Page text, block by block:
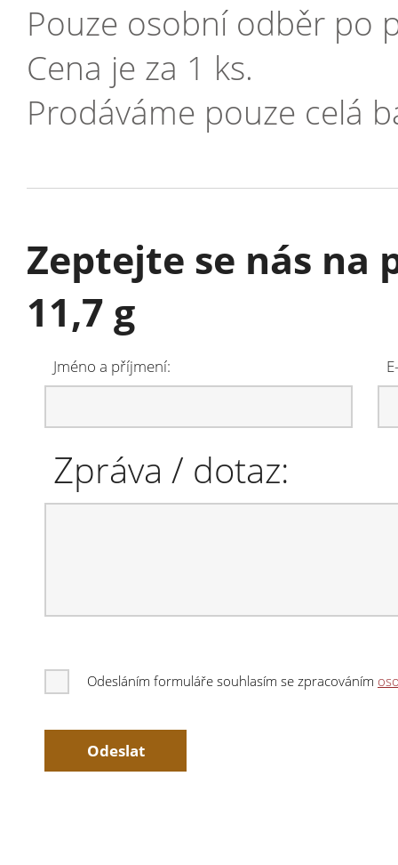
Pouze osobní odběr po
Cena je za 1 ks.
Prodáváme pouze celá
Zeptejte se nás na
11,7 g
Jméno a příjmení:
Zpráva / dotaz:
Odesláním formuláře souhlasím se zpracováním